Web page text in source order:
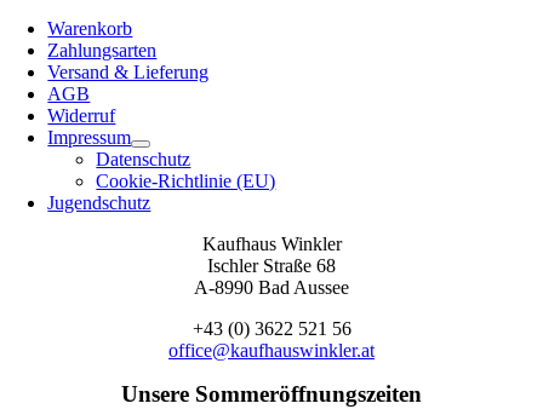
Warenkorb
Zahlungsarten
Versand & Lieferung
AGB
Widerruf
Impressum
Datenschutz
Cookie-Richtlinie (EU)
Jugendschutz
Kaufhaus Winkler
Ischler Straße 68
A-8990 Bad Aussee
+43 (0) 3622 521 56
office@kaufhauswinkler.at
Unsere Sommeröffnungszeiten